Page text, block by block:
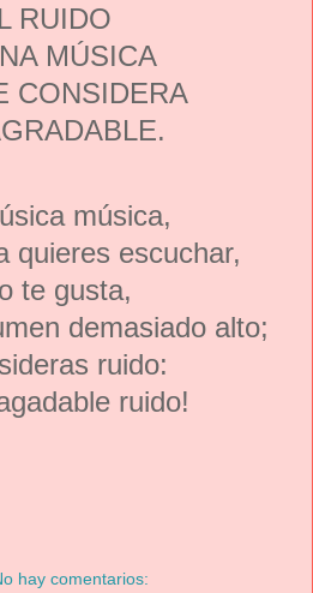
RUIDO
MÚSICA
CONSIDERA
música,
quieres escuchar,
te gusta,
demasiado alto;
ruido:
ruido!
hay comentarios: